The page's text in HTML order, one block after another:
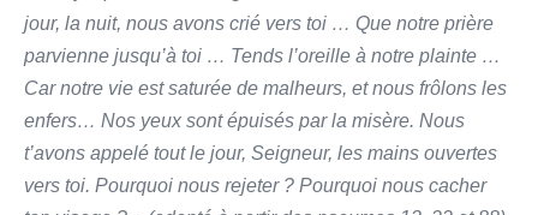
jour, la nuit, nous avons crié vers toi … Que notre prière
parvienne jusqu’à toi … Tends l’oreille à notre plainte …
Car notre vie est saturée de malheurs, et nous frôlons les
enfers… Nos yeux sont épuisés par la misère. Nous
t’avons appelé tout le jour, Seigneur, les mains ouvertes
vers toi. Pourquoi nous rejeter ? Pourquoi nous cacher